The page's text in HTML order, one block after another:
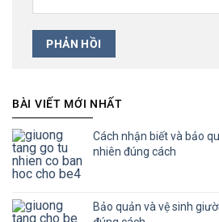
BÀI VIẾT MỚI NHẤT
Cách nhận biết và bảo
nhiên đúng cách
Bảo quản và vệ sinh